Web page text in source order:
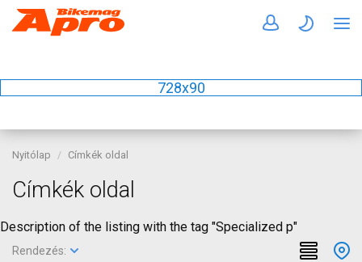
728x90
Nyitólap Címkék oldal
Címkék oldal
Description of the listing with the tag "Specialized p"
Rendezés: